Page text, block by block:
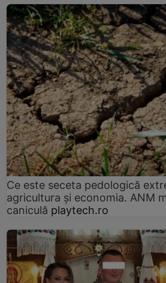
Ce este seceta pedologică
agricultura și economia. ANM
caniculă playtech.ro